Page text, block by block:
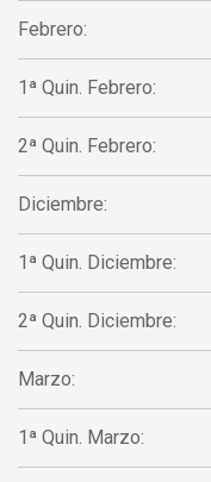
Febrero:
1ª Quin. Febrero:
2ª Quin. Febrero:
Diciembre:
1ª Quin. Diciembre:
2ª Quin. Diciembre:
Marzo:
1ª Quin. Marzo: